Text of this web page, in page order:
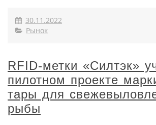
30.11.2022
Рынок
RFID-метки «Силтэк»
пилотном проекте
тары для
рыбы